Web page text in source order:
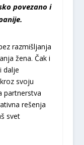
povezano i
razmišljanja
žena. Čak i
dalje
svoju
partnerstva
rešenja
svet